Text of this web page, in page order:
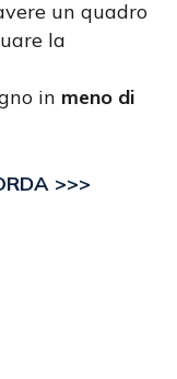
un quadro
la
in meno di
>>>